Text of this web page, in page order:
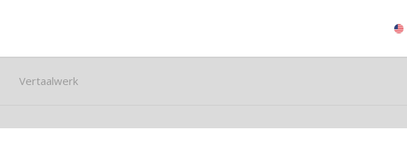
Vertaalwerk